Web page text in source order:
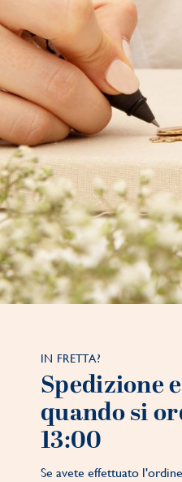
IN FRETTA?
Spedizione
quando si
13:00
Se avete effettuato